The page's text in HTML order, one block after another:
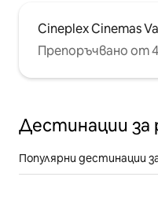
Cineplex Cinemas
Препоръчвано от
Дестинации за
Популярни дестинации